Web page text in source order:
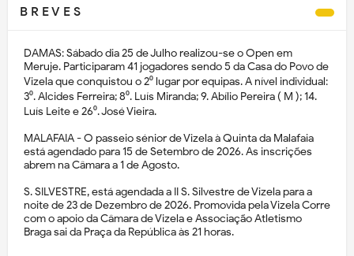
B R E V E S
DAMAS: Sábado dia 25 de Julho realizou-se o Open em
Meruje. Participaram 41 jogadores sendo 5 da Casa do Povo de
Vizela que conquistou o 2⁰ lugar por equipas. A nível individual:
3⁰. Alcides Ferreira; 8⁰. Luís Miranda; 9. Abílio Pereira ( M ); 14.
Luís Leite e 26⁰. José Vieira.
MALAFAIA - O passeio sénior de Vizela à Quinta da Malafaia
está agendado para 15 de Setembro de 2026. As inscrições
abrem na Câmara a 1 de Agosto.
S. SILVESTRE, está agendada a II S. Silvestre de Vizela para a
noite de 23 de Dezembro de 2026. Promovida pela Vizela Corre
com o apoio da Câmara de Vizela e Associação Atletismo
Braga sai da Praça da República às 21 horas.